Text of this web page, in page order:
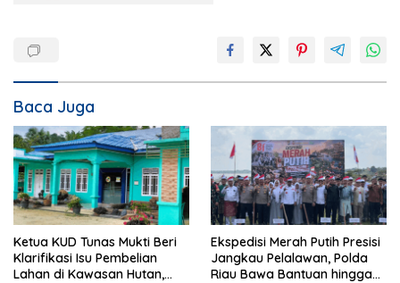
Baca Juga
Ketua KUD Tunas Mukti Beri
Klarifikasi Isu Pembelian
Lahan di Kawasan Hutan,
Ekspedisi Merah Putih Presisi
Jangkau Pelalawan, Polda
Riau Bawa Bantuan hingga